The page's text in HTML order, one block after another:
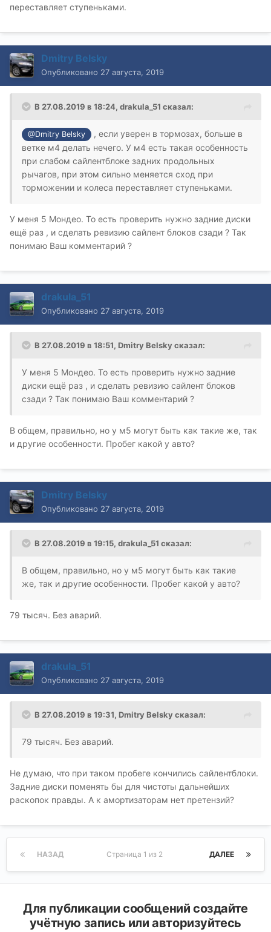
переставляет ступеньками.
Dmitry Belsky
Опубликовано 27 августа, 2019
В 27.08.2019 в 18:24, drakula_51 сказал:
@Dmitry Belsky
, если уверен в тормозах, больше в
ветке м4 делать нечего. У м4 есть такая особенность
при слабом сайлентблоке задних продольных
рычагов, при этом сильно меняется сход при
торможении и колеса переставляет ступеньками.
У меня 5 Мондео. То есть проверить нужно задние диски
ещё раз , и сделать ревизию сайлент блоков сзади ? Так
понимаю Ваш комментарий ?
drakula_51
Опубликовано 27 августа, 2019
В 27.08.2019 в 18:51, Dmitry Belskyсказал:
У меня 5 Мондео. То есть проверить нужно задние
диски ещё раз , и сделать ревизию сайлент блоков
сзади ? Так понимаю Ваш комментарий ?
В общем, правильно, но у м5 могут быть как такие же, так
и другие особенности. Пробег какой у авто?
Dmitry Belsky
Опубликовано 27 августа, 2019
В 27.08.2019 в 19:15, drakula_51 сказал:
В общем, правильно, но у м5 могут быть как такие
же, так и другие особенности. Пробег какой у авто?
79 тысяч. Без аварий.
drakula_51
Опубликовано 27 августа, 2019
В 27.08.2019 в 19:31, Dmitry Belskyсказал:
79 тысяч. Без аварий.
Не думаю, что при таком пробеге кончились сайлентблоки.
Задние диски поменять бы для чистоты дальнейших
раскопок правды. А к амортизаторам нет претензий?
НАЗАД ДАЛЕЕ
Страница 1 из 2
Для публикации сообщений создайте
учётную запись или авторизуйтесь